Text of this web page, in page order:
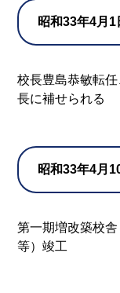
昭和33年4月1
校長豊島恭敏転
長に補せられる
昭和33年4月
第一期増改築校
等）竣工